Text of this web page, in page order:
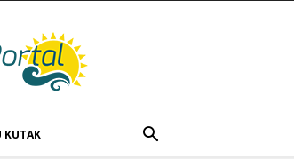
KUTAK